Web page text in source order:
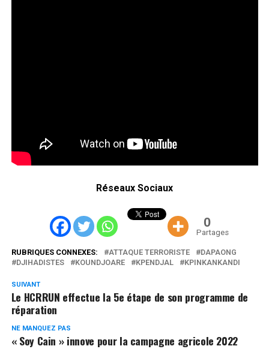
Réseaux Sociaux
0
Partages
RUBRIQUES CONNEXES: ATTAQUE TERRORISTE
DAPAONG
DJIHADISTES
KOUNDJOARE KPENDJAL KPINKANKANDI
SUIVANT
Le HCRRUN effectue la 5e étape de son programme de
réparation
NE MANQUEZ PAS
« Soy Cain » innove pour la campagne agricole 2022